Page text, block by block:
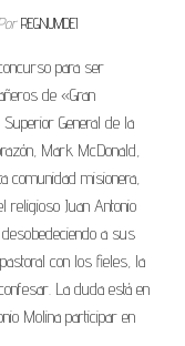
REGNUMDEI
para ser
de «Gran
General de la
Mark McDonald,
comunidad misionera,
Juan Antonio
a sus
con los fieles, la
La duda está en
Molina participar en